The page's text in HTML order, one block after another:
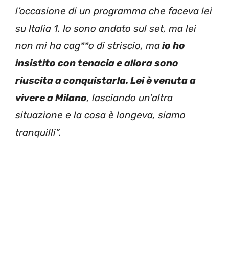
l’occasione di un programma che faceva lei
su Italia 1. Io sono andato sul set, ma lei
non mi ha cag**o di striscio, maio ho
insistito con tenacia e allora sono
riuscita a conquistarla. Lei è venuta a
vivere a Milano, lasciando un’altra
situazione e la cosa è longeva, siamo
tranquilli”.